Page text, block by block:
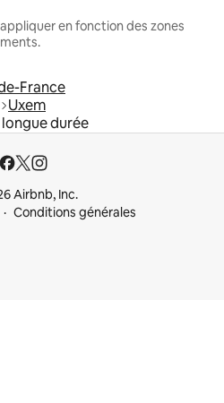
en fonction des zones
France
Uxem
durée
Airbnb, Inc.
Conditions générales